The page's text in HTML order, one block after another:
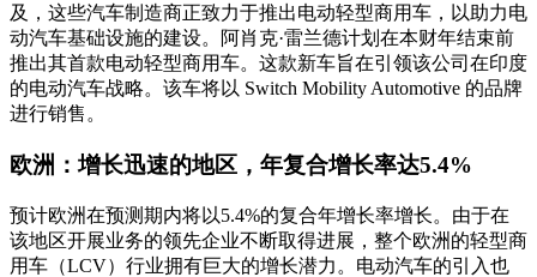
及，这些汽车制造商正致力于推出电动轻型商用车，以助力电
动汽车基础设施的建设。阿肖克·雷兰德计划在本财年结束前
推出其首款电动轻型商用车。这款新车旨在引领该公司在印度
的电动汽车战略。该车将以 Switch Mobility Automotive 的品牌
进行销售。
欧洲：增长迅速的地区，年复合增长率达5.4%
预计欧洲在预测期内将以5.4%的复合年增长率增长。由于在
该地区开展业务的领先企业不断取得进展，整个欧洲的轻型商
用车（LCV）行业拥有巨大的增长潜力。电动汽车的引入也